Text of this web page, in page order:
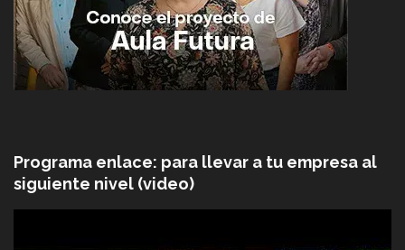
Programa enlace: para llevar a tu empresa al
siguiente nivel (video)